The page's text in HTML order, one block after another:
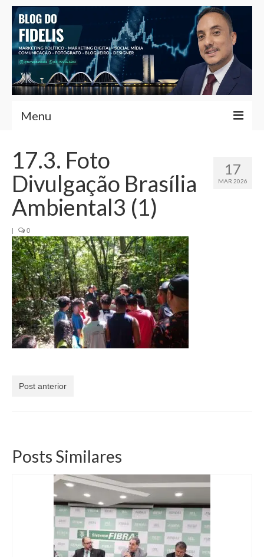
Menu
Fernando Fidelis
Café com Fidelis
Contato
Currículo
17
MAR 2026
17.3. Foto
Divulgação Brasília
Ambiental3 (1)
| 0
Post anterior
Posts Similares